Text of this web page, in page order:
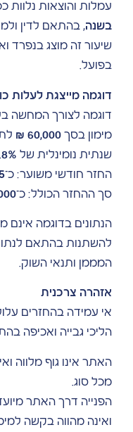
עמלות והוצאות נלוות
בשנה, בהתאם לדין
שיעור זה מוצג בנפרד
בפועל.
דוגמה מייצגת לעלות
דוגמה לצורך המחשה
מימון בסך 60,000 ₪
שנתית נומינלית של 8%
.
החזר חודשי משוער: כ־
סך ההחזר הכולל: כ־₪
הנתונים בדוגמה אינם
להשתנות בהתאם
המממן ותנאי השוק.
אזהרה צרכנית
אי עמידה בהחזרים
הליכי גבייה ואכיפה
האתר אינו גוף מלווה
מכל סוג.
הפנייה דרך האתר
ואינה מהווה בקשה